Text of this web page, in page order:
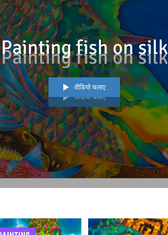
Painting fish on silk
वीडियो चलाए
Painting fish on silk
वीडियो चलाए